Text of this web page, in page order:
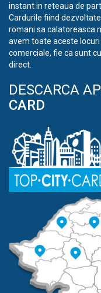
instant in reteaua de
Cardurile fiind
romani sa calatoreasca
avem toate aceste
comerciale, fie ca sunt
direct.
DESCARCA
CARD